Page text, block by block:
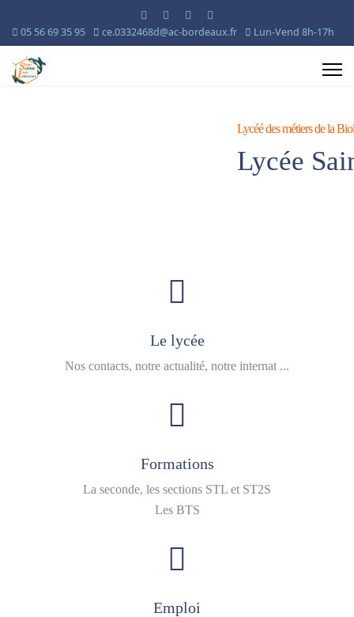
05 56 69 35 95 ce.0332468d@ac-bordeaux.fr Lun-Vend 8h-17h
Lycéé des métiers de la
Lycée
Le lycée
Nos contacts, notre actualité, notre internat ...
Formations
La seconde, les sections STL et ST2S
Les BTS
Emploi